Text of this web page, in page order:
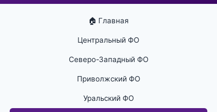
🏠 Главная
Центральный ФО
Северо-Западный ФО
Приволжский ФО
Уральский ФО